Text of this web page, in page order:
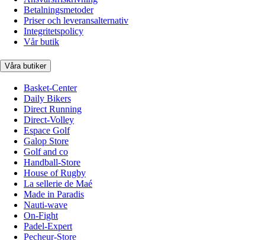
Betalningsmetoder
Priser och leveransalternativ
Integritetspolicy
Vår butik
Våra butiker
Basket-Center
Daily Bikers
Direct Running
Direct-Volley
Espace Golf
Galop Store
Golf and co
Handball-Store
House of Rugby
La sellerie de Maé
Made in Paradis
Nauti-wave
On-Fight
Padel-Expert
Pecheur-Store